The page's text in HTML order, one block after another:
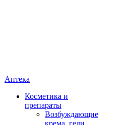
Аптека
Косметика и
препараты
Возбуждающие
крема, гели